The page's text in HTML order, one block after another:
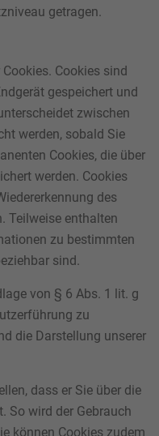
getragen.
Cookies sind
gespeichert und
zwischen
werden, sobald Sie
Cookies, die über
werden. Cookies
des
Teilweise enthalten
zu bestimmten
sind.
von § 6 Abs. 1 lit. g
zu
die Darstellung unserer
dass er Sie über die
So wird der Gebrauch
können Cookies zudem